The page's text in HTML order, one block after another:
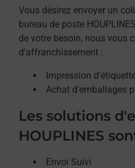
Vous désirez envoyer un
bureau de poste
de votre besoin, nous vous
d'affranchissement :
Impression
Achat d'emballages
Les solutions
HOUPLINES
Envoi Suivi